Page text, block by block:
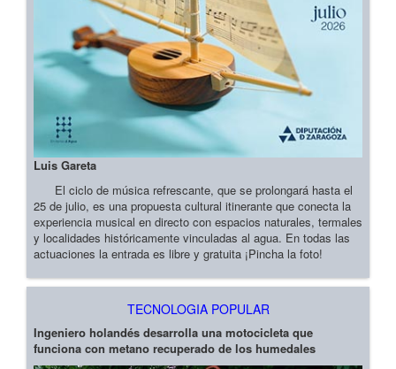
Luis Gareta
El ciclo de música refrescante, que se prolongará hasta el
25 de julio, es una propuesta cultural itinerante que conecta la
experiencia musical en directo con espacios naturales, termales
y localidades históricamente vinculadas al agua. En todas las
actuaciones la entrada es libre y gratuita ¡Pincha la foto!
TECNOLOGIA POPULAR
Ingeniero holandés desarrolla una motocicleta que
funciona con metano recuperado de los humedales